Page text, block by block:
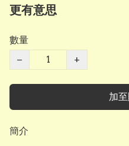
更有意思
數量
−
+
加
簡介